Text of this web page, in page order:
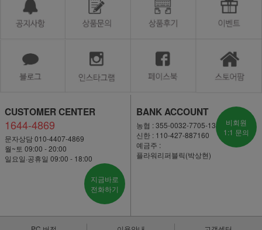
CUSTOMER CENTER
1644-4869
문자상담 010-4407-4869
월~토 09:00 - 20:00
일요일·공휴일 09:00 - 18:00
지금바로
전화하기
BANK ACCOUNT
농협 : 355-0032-7705-13
신한 : 110-427-887160
예금주 :
플라워리퍼블릭(박상현)
비회원
1:1 문의